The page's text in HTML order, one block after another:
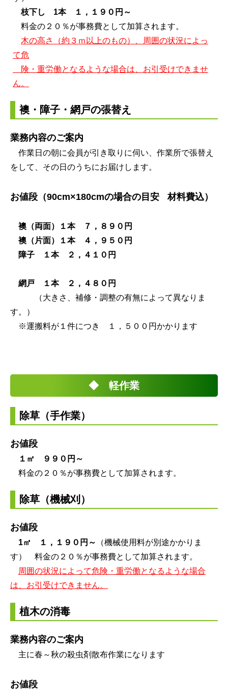
枝下し 1本 １，１９０円～
料金の２０％が事務費として加算されます。
木の高さ（約３ｍ以上のもの）、周囲の状況によっ
て危
険・ 重労働となるような場合は、お引受けできませ
ん。
襖・障子・網戸の張替え
業務内容のご案内
作業日の朝に会員が引き取りに伺い、作業所で張替え
をして、その日のうちにお届けします。
お値段（90cm×180cmの場合の目安 材料費込）
襖（両面）１本 ７，８９０円
襖（片面）１本 ４，９５０円
障子
１本 ２，４１０円
網戸 １本 ２，４８０円
（大きさ、補修・調整の有無によって異なりま
す。）
※運搬料が１件につき １，５００円かかります
◆ 軽作業
除草（手作業）
お値段
１㎡ ９９０円～
料金の２０％が事務費として加算されます。
除草（機械刈）
お値段
1㎡ １，１９ ０円～
（機械使用料が別途かかりま
す） 料金の２０％が事務費として加算されます。
周囲の状況によって危険・重労働となるような場合
は、お引受けできません。
植木の消毒
業務内容のご案内
主に春～秋の殺虫剤散布作業になります
お値段